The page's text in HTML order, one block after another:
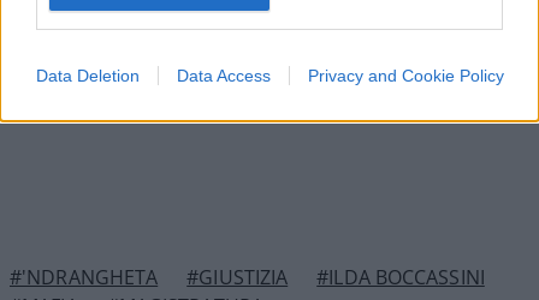
Data Deletion Data Access Privacy and Cookie Policy
Matteo Milanesi, 4 luglio 2022
#'NDRANGHETA #GIUSTIZIA
#ILDA BOCCASSINI